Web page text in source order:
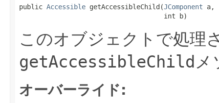
public Accessible getAccessibleChild​(JComponent a,
                                     int b)
このオブジェクトで処理
getAccessibleChildメ
オーバーライド: